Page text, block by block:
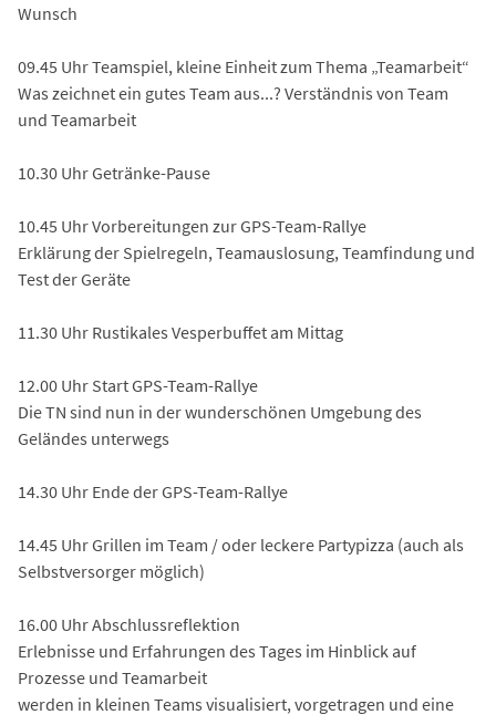
Wunsch
09.45 Uhr Teamspiel, kleine Einheit zum Thema „Teamarbeit“
Was zeichnet ein gutes Team aus...? Verständnis von Team
und Teamarbeit
10.30 Uhr Getränke-Pause
10.45 Uhr Vorbereitungen zur GPS-Team-Rallye
Erklärung der Spielregeln, Teamauslosung, Teamfindung und
Test der Geräte
11.30 Uhr Rustikales Vesperbuffet am Mittag
12.00 Uhr Start GPS-Team-Rallye
Die TN sind nun in der wunderschönen Umgebung des
Geländes unterwegs
14.30 Uhr Ende der GPS-Team-Rallye
14.45 Uhr Grillen im Team / oder leckere Partypizza (auch als
Selbstversorger möglich)
16.00 Uhr Abschlussreflektion
Erlebnisse und Erfahrungen des Tages im Hinblick auf
Prozesse und Teamarbeit
werden in kleinen Teams visualisiert, vorgetragen und eine